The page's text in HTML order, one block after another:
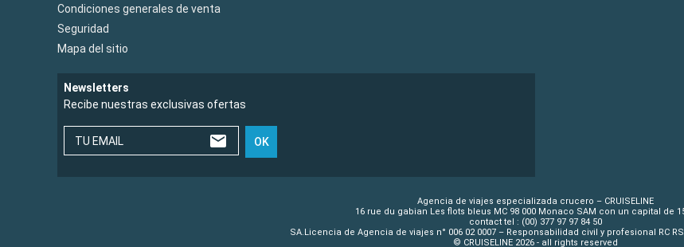
Condiciones generales de venta
Seguridad
Mapa del sitio
Newsletters
Recibe nuestras exclusivas ofertas
TU EMAIL OK
Agencia de viajes especializada crucero – CRUISELINE
16 rue du gabian Les flots bleus MC 98 000 Monaco SAM con un capital de
contact tel : (00) 377 97 97 84 50
SA.Licencia de Agencia de viajes n° 006 02 0007 – Responsabilidad civil y profesional RC
© CRUISELINE 2026 - all rights reserved